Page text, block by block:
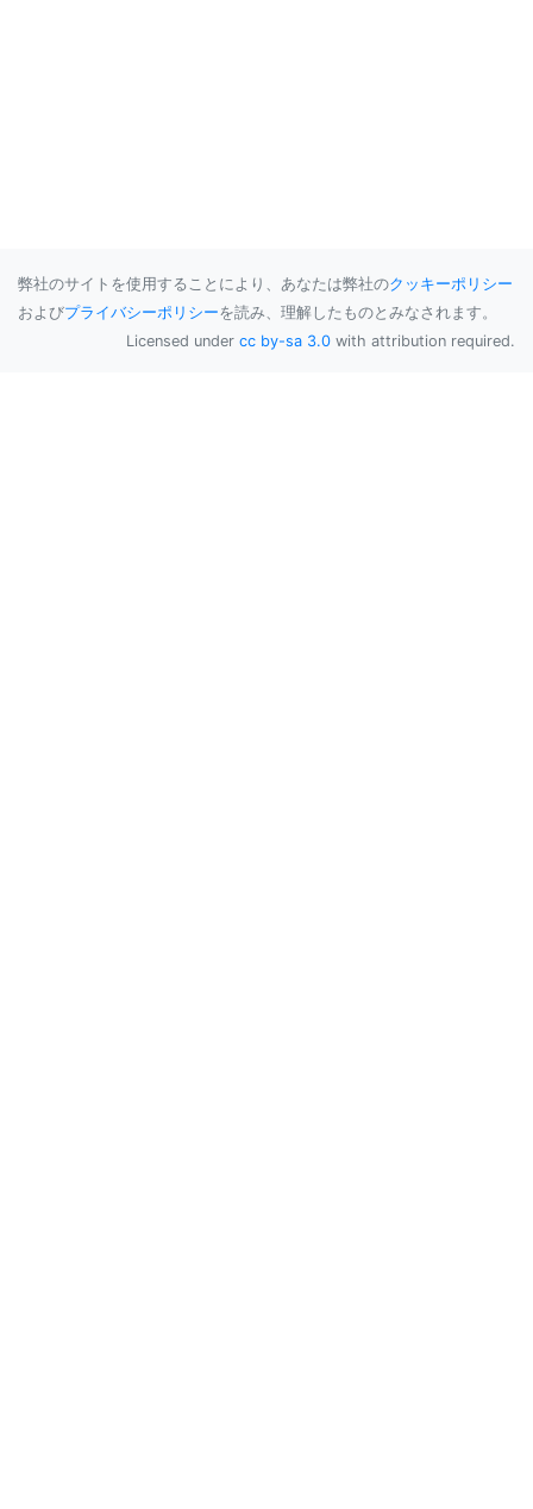
弊社のサイトを使用することにより、あなたは弊社のクッキーポリシー
およびプライバシーポリシーを読み、理解したものとみなされます。
Licensed under cc by-sa 3.0 with attribution required.